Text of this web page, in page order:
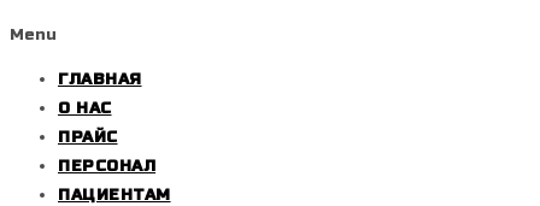
Menu
ГЛАВНАЯ
О НАС
ПРАЙС
ПЕРСОНАЛ
ПАЦИЕНТАМ